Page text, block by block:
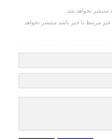
منتشر نخواهد شد.
مرتبط با خبر باشد منتشر نخواهد